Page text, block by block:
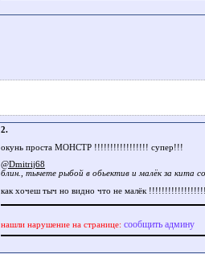
2.
окунь проста МОНСТР !!!!!!!!!!!!!!!!! супер!!!
@Dmitrij68
блин., тычете рыбой в обьектив и малёк за кита
как хочеш тыч но видно что не малёк
нашли нарушение на странице: сообщить админу